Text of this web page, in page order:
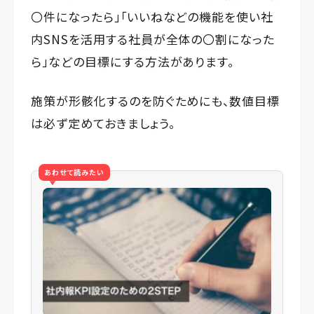
〇件になったら」「いいねなどの機能を使い社
内SNSを活用する社員が全体の〇割になった
ら」などの目標にする方法があります。
施策が形骸化するのを防ぐためにも、数値目標
は必ず定めておきましょう。
あわせて読みたい